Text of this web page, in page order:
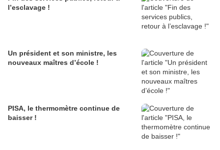
l’esclavage !
Un président et son ministre, les
nouveaux maîtres d’école !
PISA, le thermomètre continue de
baisser !